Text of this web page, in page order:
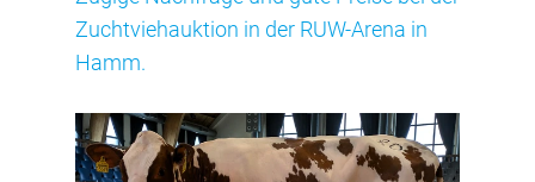
Zuchtviehauktion in der RUW-Arena in
Hamm.